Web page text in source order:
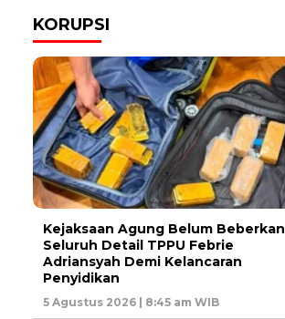
KORUPSI
Kejaksaan Agung Belum Beberkan
Seluruh Detail TPPU Febrie
Adriansyah Demi Kelancaran
Penyidikan
5 Agustus 2026 | 8:45 am WIB